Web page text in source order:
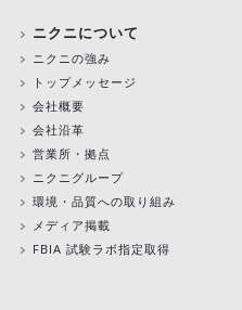
ニクニについて
ニクニの強み
トップメッセージ
会社概要
会社沿革
営業所・拠点
ニクニグループ
環境・品質への取り組み
メディア掲載
FBIA 試験ラボ指定取得